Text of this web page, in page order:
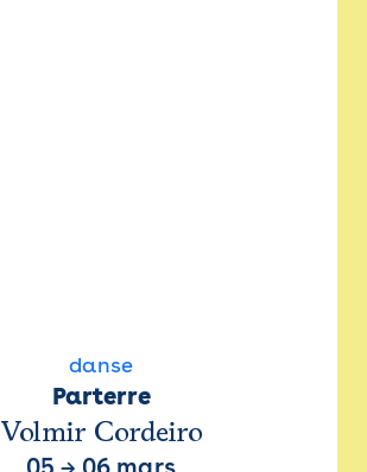
danse
Parterre
Volmir Cordeiro